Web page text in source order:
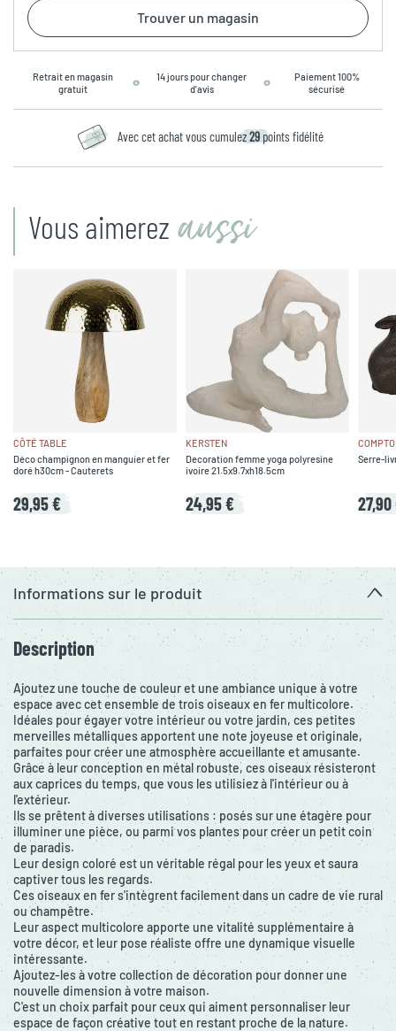
Trouver un magasin
Retrait en magasin
gratuit
14 jours pour changer
d’avis
Paiement 100%
sécurisé
Avec cet achat vous cumulez29 points fidélité
Vous aimerez aussi
CÔTÉ TABLE
Déco champignon en manguier et fer
doré h30cm - Cauterets
29,95 €
KERSTEN
Decoration femme yoga polyresine
ivoire 21.5x9.7xh18.5cm
24,95 €
Serre-
27,90
Informations sur le produit
Description
Ajoutez une touche de couleur et une ambiance unique à votre
espace avec cet ensemble de trois oiseaux en fer multicolore.
Idéales pour égayer votre intérieur ou votre jardin, ces petites
merveilles métalliques apportent une note joyeuse et originale,
parfaites pour créer une atmosphère accueillante et amusante.
Grâce à leur conception en métal robuste, ces oiseaux résisteront
aux caprices du temps, que vous les utilisiez à l'intérieur ou à
l'extérieur.
Ils se prêtent à diverses utilisations : posés sur une étagère pour
illuminer une pièce, ou parmi vos plantes pour créer un petit coin
de paradis.
Leur design coloré est un véritable régal pour les yeux et saura
captiver tous les regards.
Ces oiseaux en fer s'intègrent facilement dans un cadre de vie rural
ou champêtre.
Leur aspect multicolore apporte une vitalité supplémentaire à
votre décor, et leur pose réaliste offre une dynamique visuelle
intéressante.
Ajoutez-les à votre collection de décoration pour donner une
nouvelle dimension à votre maison.
C'est un choix parfait pour ceux qui aiment personnaliser leur
espace de façon créative tout en restant proche de la nature.